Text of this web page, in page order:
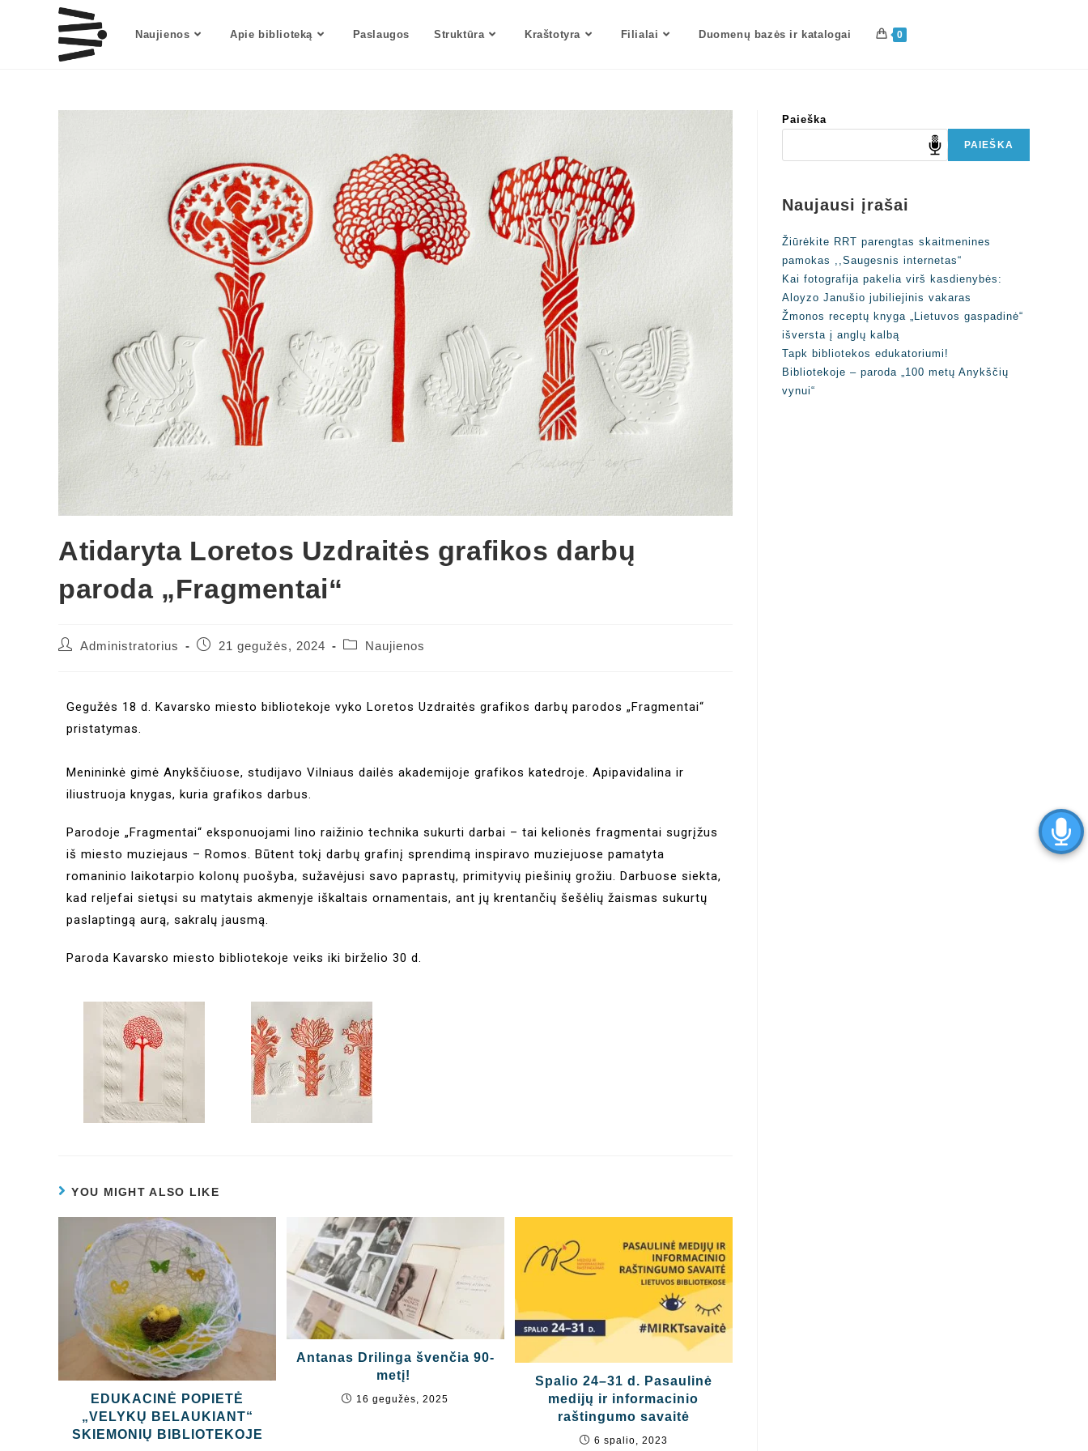
Naujienos Apie biblioteką Paslaugos Struktūra Kraštotyra Filialai Duomenų bazės ir katalogai 0
Atidaryta Loretos Uzdraitės grafikos darbų
paroda „Fragmentai“
Administratorius 21 gegužės, 2024 Naujienos
Gegužės 18 d. Kavarsko miesto bibliotekoje vyko Loretos Uzdraitės grafikos darbų parodos „Fragmentai“
pristatymas.
Menininkė gimė Anykščiuose, studijavo Vilniaus dailės akademijoje grafikos katedroje. Apipavidalina ir
iliustruoja knygas, kuria grafikos darbus.
Parodoje „Fragmentai“ eksponuojami lino raižinio technika sukurti darbai – tai kelionės fragmentai sugrįžus
iš miesto muziejaus – Romos. Būtent tokį darbų grafinį sprendimą inspiravo muziejuose pamatyta
romaninio laikotarpio kolonų puošyba, sužavėjusi savo paprastų, primityvių piešinių grožiu. Darbuose siekta,
kad reljefai sietųsi su matytais akmenyje iškaltais ornamentais, ant jų krentančių šešėlių žaismas sukurtų
paslaptingą aurą, sakralų jausmą.
Paroda Kavarsko miesto bibliotekoje veiks iki birželio 30 d.
YOU MIGHT ALSO LIKE
EDUKACINĖ POPIETĖ
„VELYKŲ BELAUKIANT“
SKIEMONIŲ BIBLIOTEKOJE
Antanas Drilinga švenčia 90-
metį!
16 gegužės, 2025
Spalio 24–31 d. Pasaulinė
medijų ir informacinio
raštingumo savaitė
6 spalio, 2023
Paieška
PAIEŠKA
Naujausi įrašai
Žiūrėkite RRT parengtas skaitmenines
pamokas ,,Saugesnis internetas“
Kai fotografija pakelia virš kasdienybės:
Aloyzo Janušio jubiliejinis vakaras
Žmonos receptų knyga „Lietuvos gaspadinė“
išversta į anglų kalbą
Tapk bibliotekos edukatoriumi!
Bibliotekoje – paroda „100 metų Anykščių
vynui“